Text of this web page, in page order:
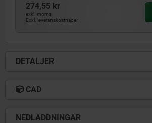
274,55 kr
exkl. moms
Exkl. leveranskostnader
DETALJER
CAD
NEDLADDNINGAR